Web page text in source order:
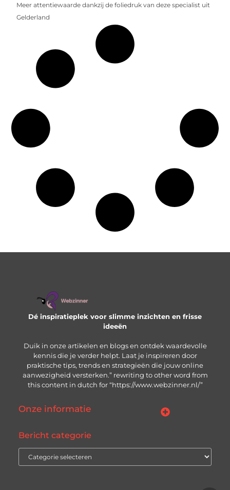
Meer attentiewaarde dankzij de foliedruk van deze specialist uit
Gelderland
Dé inspiratieplek voor slimme inzichten en frisse
ideeën
Duik in onze artikelen en blogs en ontdek waardevolle
kennis die je verder helpt. Laat je inspireren door
praktische tips, trends en strategieën die jouw online
aanwezigheid versterken.” rewriting to other word from
this content in dutch for “https://www.webzinner.nl/”
Onze informatie
Bericht categorie